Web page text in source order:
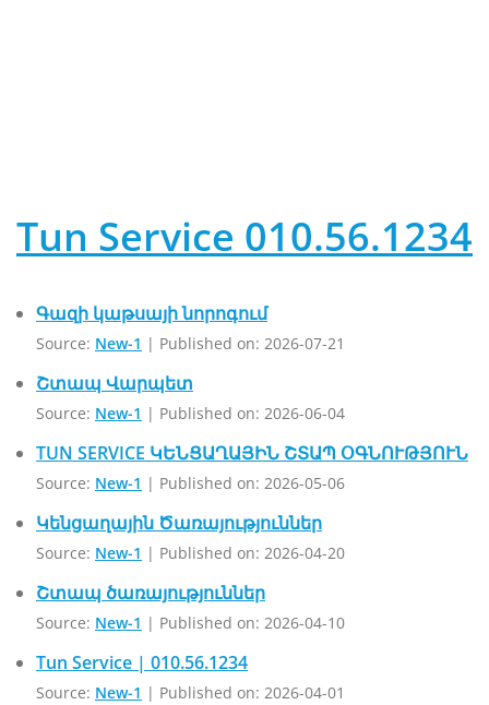
Tun Service 010.56.1234
Գազի կաթսայի նորոգում
Source: New-1 Published on: 2026-07-21
Շտապ Վարպետ
Source: New-1 Published on: 2026-06-04
TUN SERVICE ԿԵՆՑԱՂԱՅԻՆ ՇՏԱՊ ՕԳՆՈՒԹՅՈՒՆ
Source: New-1 Published on: 2026-05-06
Կենցաղային Ծառայություններ
Source: New-1 Published on: 2026-04-20
Շտապ ծառայություններ
Source: New-1 Published on: 2026-04-10
Tun Service | 010.56.1234
Source: New-1 Published on: 2026-04-01